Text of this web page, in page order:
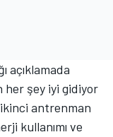
açıklamada
her şey iyi gidiyor
antrenman
kullanımı ve